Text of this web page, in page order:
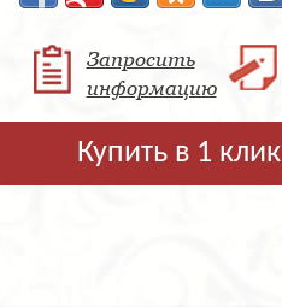
Запросить
информацию
Купить в 1 клик